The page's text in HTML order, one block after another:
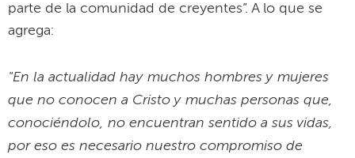
parte de la comunidad de creyentes”. A lo que se
agrega:
"En la actualidad hay muchos hombres y mujeres
que no conocen a Cristo y muchas personas que,
conociéndolo, no encuentran sentido a sus vidas,
por eso es necesario nuestro compromiso de